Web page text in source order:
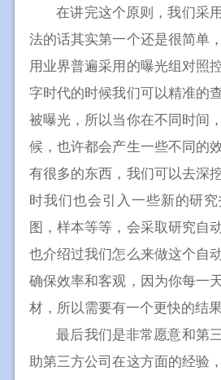
在讲完这个原则，我们采
法的话其实第一个还是很简单
用业界普遍采用的曝光组对照
字时代的时候我们可以精准的
被曝光，所以当你在不同时间
候，也许都会产生一些不同的
有很多的东西，我们可以去深
时我们也会引入一些新的研
图，样本等等，会采取研究自
也介绍过我们怎么来做这个自
确保效率和客观，因为你每一
材，所以需要有一个更快的结果
最后我们是非常愿意和第
助第三方公司在这方面的经验